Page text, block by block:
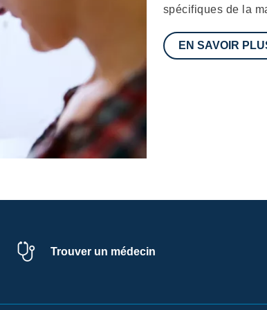
spécifiques de la
EN SAVOIR
Trouver un médecin